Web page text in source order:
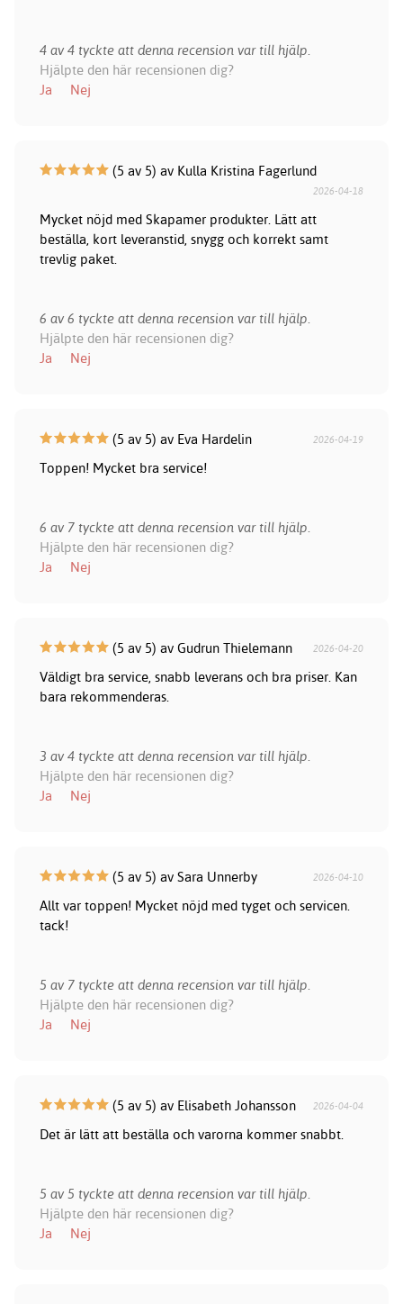
4 av 4 tyckte att denna recension var till hjälp.
Hjälpte den här recensionen dig?
Ja
Nej
(5 av 5) av Kulla Kristina Fagerlund
2026-04-18
Mycket nöjd med Skapamer produkter. Lätt att
beställa, kort leveranstid, snygg och korrekt samt
trevlig paket.
6 av 6 tyckte att denna recension var till hjälp.
Hjälpte den här recensionen dig?
Ja
Nej
(5 av 5) av Eva Hardelin 2026-04-19
Toppen! Mycket bra service!
6 av 7 tyckte att denna recension var till hjälp.
Hjälpte den här recensionen dig?
Ja
Nej
(5 av 5) av Gudrun Thielemann 2026-04-20
Väldigt bra service, snabb leverans och bra priser. Kan
bara rekommenderas.
3 av 4 tyckte att denna recension var till hjälp.
Hjälpte den här recensionen dig?
Ja
Nej
(5 av 5) av Sara Unnerby 2026-04-10
Allt var toppen! Mycket nöjd med tyget och servicen.
tack!
5 av 7 tyckte att denna recension var till hjälp.
Hjälpte den här recensionen dig?
Ja
Nej
(5 av 5) av Elisabeth Johansson 2026-04-04
Det är lätt att beställa och varorna kommer snabbt.
5 av 5 tyckte att denna recension var till hjälp.
Hjälpte den här recensionen dig?
Ja
Nej